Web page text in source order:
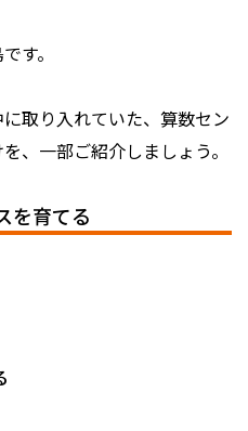
す。
取り入れていた、算数セン
、一部ご紹介しましょう。
を育てる